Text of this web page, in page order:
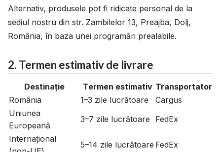
Alternativ, produsele pot fi ridicate personal de la
sediul nostru din str. Zambilelor 13, Preajba, Dolj,
România, în baza unei programări prealabile.
2. Termen estimativ de livrare
Destinație Termen estimativ Transportator
România
1–3 zile lucrătoare
Cargus
Uniunea
Europeană
3–7 zile lucrătoare
FedEx
Internațional
5–14 zile lucrătoare FedEx